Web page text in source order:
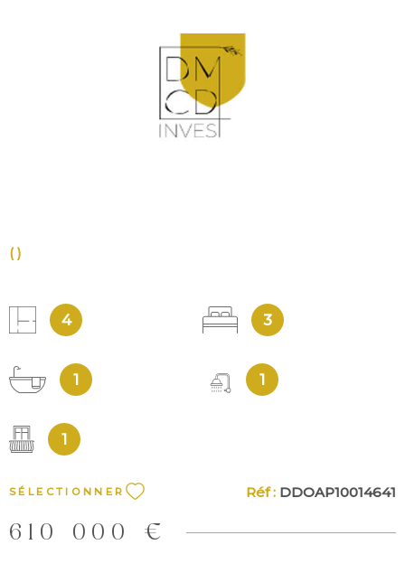
()
4 3
1 1
1
SÉLECTIONNER Réf : DDOAP10014641
610 000 €
VOIR LE BIEN